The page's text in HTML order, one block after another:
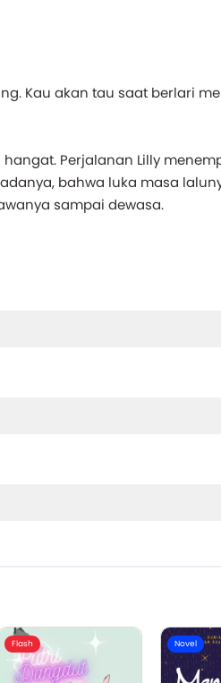
Kau akan tau saat berlari
Perjalanan Lilly
bahwa luka masa
sampai dewasa.
Flash Novel